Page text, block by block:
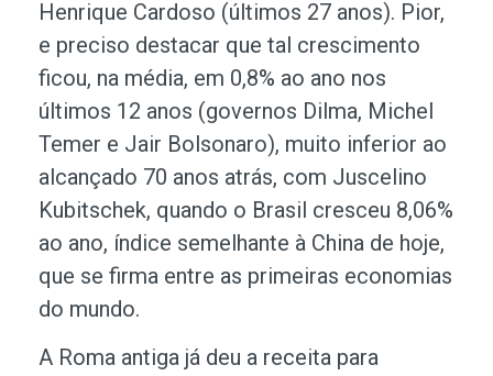
Henrique Cardoso (últimos 27 anos). Pior,
e preciso destacar que tal crescimento
ficou, na média, em 0,8% ao ano nos
últimos 12 anos (governos Dilma, Michel
Temer e Jair Bolsonaro), muito inferior ao
alcançado 70 anos atrás, com Juscelino
Kubitschek, quando o Brasil cresceu 8,06%
ao ano, índice semelhante à China de hoje,
que se firma entre as primeiras economias
do mundo.
A Roma antiga já deu a receita para